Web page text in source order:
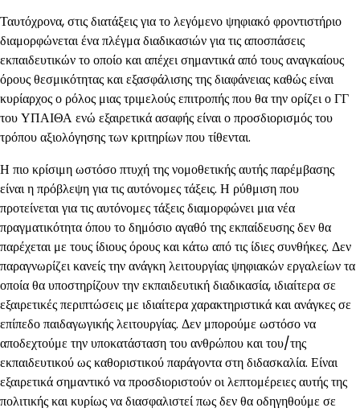
Ταυτόχρονα, στις διατάξεις για το λεγόμενο ψηφιακό φροντιστήριο
διαμορφώνεται ένα πλέγμα διαδικασιών για τις αποσπάσεις
εκπαιδευτικών το οποίο και απέχει σημαντικά από τους αναγκαίους
όρους θεσμικότητας και εξασφάλισης της διαφάνειας καθώς είναι
κυρίαρχος ο ρόλος μιας τριμελούς επιτροπής που θα την ορίζει ο ΓΓ
του ΥΠΑΙΘΑ ενώ εξαιρετικά ασαφής είναι ο προσδιορισμός του
τρόπου αξιολόγησης των κριτηρίων που τίθενται.
Η πιο κρίσιμη ωστόσο πτυχή της νομοθετικής αυτής παρέμβασης
είναι η πρόβλεψη για τις αυτόνομες τάξεις. Η ρύθμιση που
προτείνεται για τις αυτόνομες τάξεις διαμορφώνει μια νέα
πραγματικότητα όπου το δημόσιο αγαθό της εκπαίδευσης δεν θα
παρέχεται με τους ίδιους όρους και κάτω από τις ίδιες συνθήκες. Δεν
παραγνωρίζει κανείς την ανάγκη λειτουργίας ψηφιακών εργαλείων τα
οποία θα υποστηρίζουν την εκπαιδευτική διαδικασία, ιδιαίτερα σε
εξαιρετικές περιπτώσεις με ιδιαίτερα χαρακτηριστικά και ανάγκες σε
επίπεδο παιδαγωγικής λειτουργίας. Δεν μπορούμε ωστόσο να
αποδεχτούμε την υποκατάσταση του ανθρώπου και του/της
εκπαιδευτικού ως καθοριστικού παράγοντα στη διδασκαλία. Είναι
εξαιρετικά σημαντικό να προσδιοριστούν οι λεπτομέρειες αυτής της
πολιτικής και κυρίως να διασφαλιστεί πως δεν θα οδηγηθούμε σε